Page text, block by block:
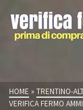
HOME » TRENTINO-
VERIFICA FERMO